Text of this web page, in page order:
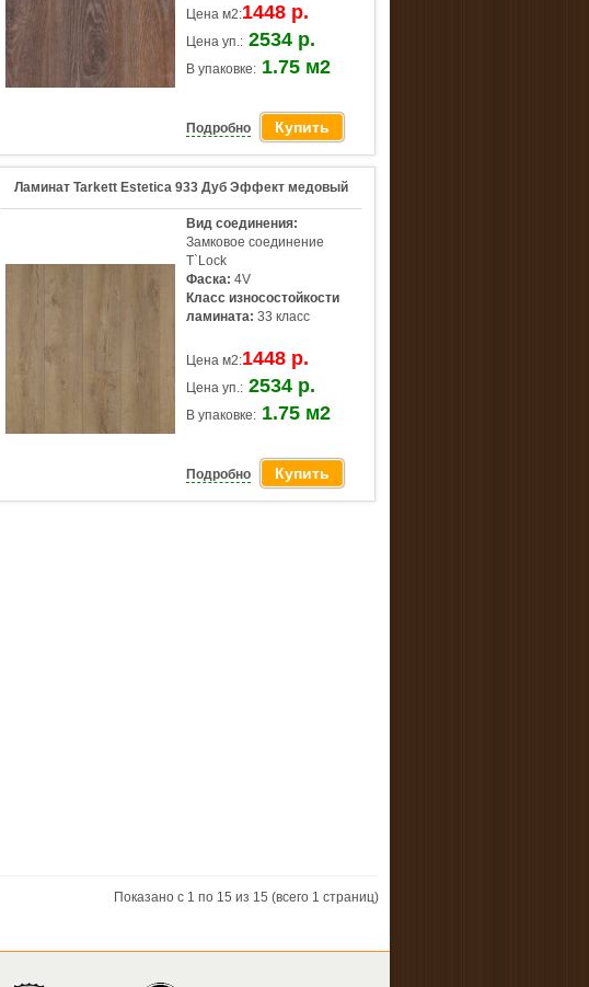
Цена м2:1448 р.
Цена уп.: 2534 р.
В упаковке: 1.75 м2
Подробно Купить
Ламинат Tarkett Estetica 933 Дуб Эффект медовый
Вид соединения:
Замковое соединение
T`Lock
Фаска: 4V
Класс износостойкости
ламината: 33 класс
Цена м2:1448 р.
Цена уп.: 2534 р.
В упаковке: 1.75 м2
Подробно Купить
Показано с 1 по 15 из 15 (всего 1 страниц)